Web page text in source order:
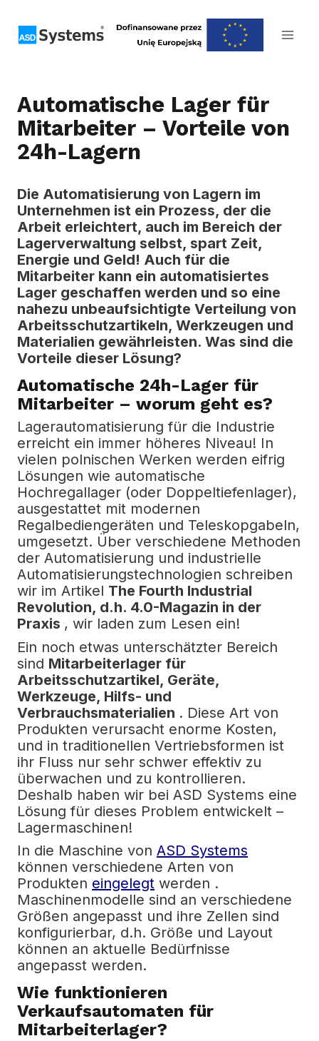
Inhalt
Automatische Lager für
Mitarbeiter – Vorteile von
24h-Lagern
Die Automatisierung von Lagern im
Unternehmen ist ein Prozess, der die
Arbeit erleichtert, auch im Bereich der
Lagerverwaltung selbst, spart Zeit,
Energie und Geld! Auch für die
Mitarbeiter kann ein automatisiertes
Lager geschaffen werden und so eine
nahezu unbeaufsichtigte Verteilung von
Arbeitsschutzartikeln, Werkzeugen und
Materialien gewährleisten. Was sind die
Vorteile dieser Lösung?
Automatische 24h-Lager für
Mitarbeiter – worum geht es?
Lagerautomatisierung für die Industrie
erreicht ein immer höheres Niveau! In
vielen polnischen Werken werden eifrig
Lösungen wie automatische
Hochregallager (oder Doppeltiefenlager),
ausgestattet mit modernen
Regalbediengeräten und Teleskopgabeln,
umgesetzt. Über verschiedene Methoden
der Automatisierung und industrielle
Automatisierungstechnologien schreiben
wir im Artikel The Fourth Industrial
Revolution, d.h. 4.0-Magazin in der
Praxis , wir laden zum Lesen ein!
Ein noch etwas unterschätzter Bereich
sind Mitarbeiterlager für
Arbeitsschutzartikel, Geräte,
Werkzeuge, Hilfs- und
Verbrauchsmaterialien . Diese Art von
Produkten verursacht enorme Kosten,
und in traditionellen Vertriebsformen ist
ihr Fluss nur sehr schwer effektiv zu
überwachen und zu kontrollieren.
Deshalb haben wir bei ASD Systems eine
Lösung für dieses Problem entwickelt –
Lagermaschinen!
In die Maschine von ASD Systems
können verschiedene Arten von
Produkten eingelegt werden .
Maschinenmodelle sind an verschiedene
Größen angepasst und ihre Zellen sind
konfigurierbar, d.h. Größe und Layout
können an aktuelle Bedürfnisse
angepasst werden.
Wie funktionieren
Verkaufsautomaten für
Mitarbeiterlager?